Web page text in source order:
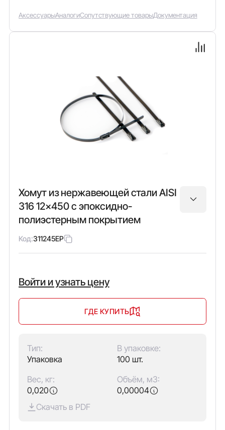
АксессуарыАналогиСопутствующие товарыДокументация
Хомут из нержавеющей стали AISI
316 12x450 с эпоксидно-
полиэстерным покрытием
Код:311245EP
Войти и узнать цену
ГДЕ КУПИТЬ
Тип:
Упаковка
В упаковке:
100 шт.
Вес, кг:
0,020
Объём, м3:
0,00004
Скачать в PDF